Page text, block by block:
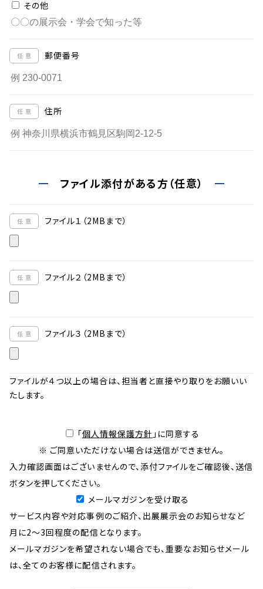
その他
郵便番号
住所
ファイル添付がある方（任意）
ファイル１（2MBまで）
ファイル２（2MBまで）
ファイル３（2MBまで）
ファイルが４つ以上の場合は、担当者と直接やり取りをお願いい
たします。
「個人情報保護方針 」に同意する
※ ご同意いただけない場合は送信ができません。
入力確認画面はございませんので、添付ファイルをご確認後、送信
ボタンを押してください。
メールマガジンを受け取る
サービス内容や対応事例のご紹介、出展展示会のお知らせなど
月に2～3回程度の配信となります。
メールマガジンを希望されない場合でも、重要なお知らせメール
は、全てのお客様に配信されます。